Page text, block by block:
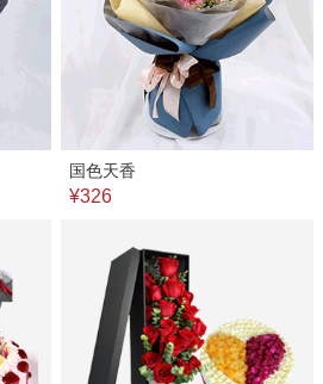
国色天香
¥326